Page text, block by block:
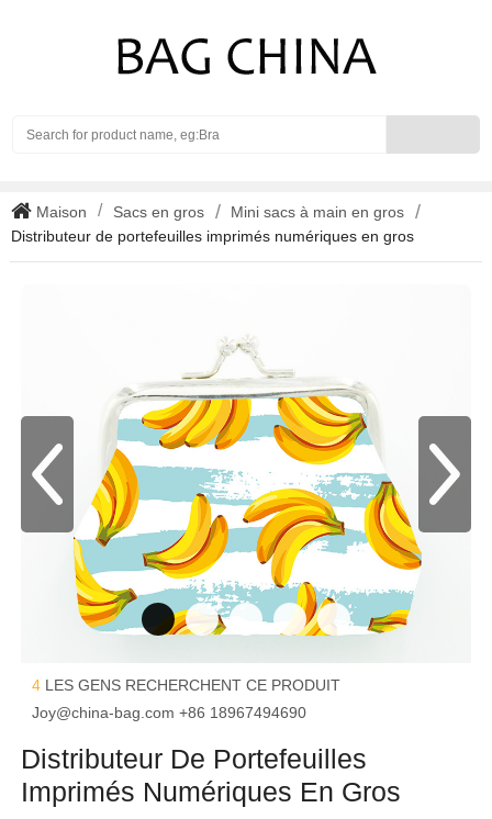
Maison Sacs en gros
Mini sacs à main en gros
Distributeur de portefeuilles imprimés numériques en gros
4 LES GENS RECHERCHENT CE PRODUIT
Joy@china-bag.com +86 18967494690
Distributeur De Portefeuilles
Imprimés Numériques En Gros